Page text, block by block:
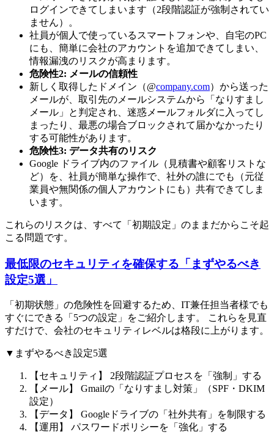
ログインできてしまいます（2段階認証が強制されてい
ません）。
社員が個人で使っているスマートフォンや、自宅のPC
にも、簡単に会社のアカウントを追加できてしまい、
情報漏洩のリスクが高まります。
危険性2: メールの信頼性
新しく取得したドメイン（@company.com）から送った
メールが、取引先のメールシステムから「なりすまし
メール」と判定され、迷惑メールフォルダに入ってし
まったり、最悪の場合ブロックされて届かなかったり
する可能性があります。
危険性3: データ共有のリスク
Google ドライブ内のファイル（見積書や顧客リストな
ど）を、社員が簡単な操作で、社外の誰にでも（元従
業員や無関係の個人アカウントにも）共有できてしま
います。
これらのリスクは、すべて「初期設定」のままだからこそ起
こる問題です。
最低限のセキュリティを確保する「まずやるべき
設定5選」
「初期状態」の危険性を回避するため、IT兼任担当者様でも
すぐにできる「5つの設定」をご紹介します。 これらを見直
すだけで、会社のセキュリティレベルは格段に上がります。
▼まずやるべき設定5選
【セキュリティ】 2段階認証プロセスを「強制」する
【メール】 Gmailの「なりすまし対策」（SPF・DKIM
設定）
【データ】 Googleドライブの「社外共有」を制限する
【運用】 パスワードポリシーを「強化」する